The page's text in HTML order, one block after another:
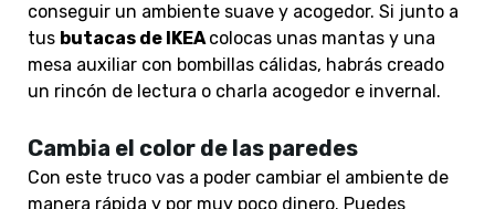
conseguir un ambiente suave y acogedor. Si junto a
tus butacas de IKEAcolocas unas mantas y una
mesa auxiliar con bombillas cálidas, habrás creado
un rincón de lectura o charla acogedor e invernal.
Cambia el color de las paredes
Con este truco vas a poder cambiar el ambiente de
manera rápida y por muy poco dinero. Puedes